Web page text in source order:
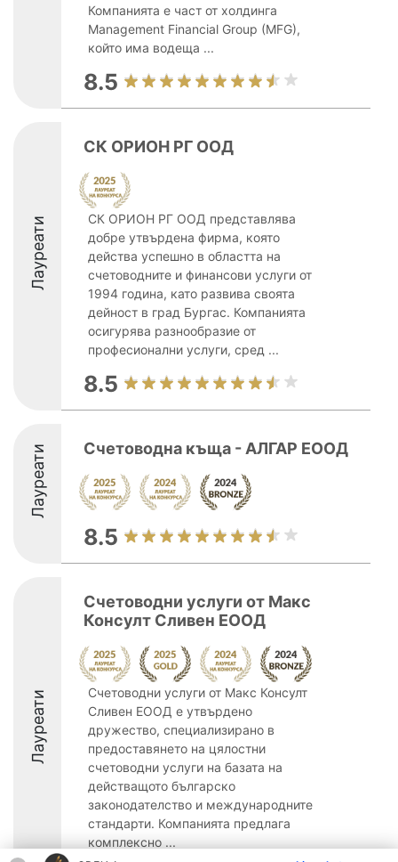
Компанията е част от холдинга
Management Financial Group (MFG),
който има водеща ...
8.5
Лауреати
СК ОРИОН РГ ООД
СК ОРИОН РГ ООД представлява
добре утвърдена фирма, която
действа успешно в областта на
счетоводните и финансови услуги от
1994 година, като развива своята
дейност в град Бургас. Компанията
осигурява разнообразие от
професионални услуги, сред ...
8.5
Лауреати Счетоводна къща - АЛГАР ЕООД
8.5
Лауреати
Счетоводни услуги от Макс
Консулт Сливен ЕООД
Счетоводни услуги от Макс Консулт
Сливен ЕООД е утвърдено
дружество, специализирано в
предоставянето на цялостни
счетоводни услуги на базата на
действащото българско
законодателство и международните
стандарти. Компанията предлага
комплексно ...